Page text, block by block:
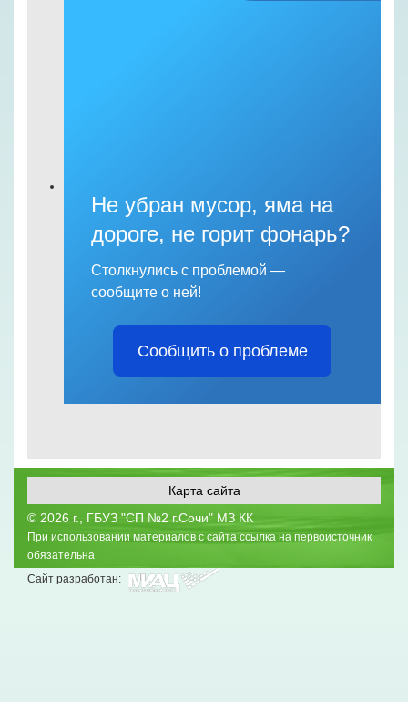
Не убран мусор, яма на
дороге, не горит фонарь?
Столкнулись с проблемой —
сообщите о ней!
Сообщить о проблеме
Карта сайта
© 2026 г., ГБУЗ "СП №2 г.Сочи" МЗ КК
При использовании материалов с сайта ссылка на первоисточник
обязательна
Сайт разработан: